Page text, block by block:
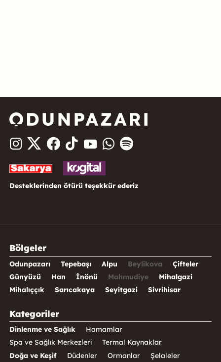
Desteklerinden ötürü teşekkür ederiz
Bölgeler
Odunpazarı Tepebaşı Alpu Beylikova
Çifteler
Günyüzü
Han İnönü Mahmudiye
Mihalgazi
Mihalıççık
Sarıcakaya Seyitgazi Sivrihisar
Kategoriler
Dinlenme ve Sağlık
Hamamlar
Spa ve Sağlık Merkezleri
Termal Kaynaklar
Doğa ve Keşif
Düdenler Ormanlar
Şelaleler